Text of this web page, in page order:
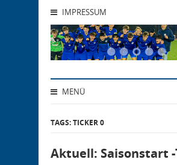
IMPRESSUM
MENÜ
TAGS: TICKER 0
Aktuell: Saisonstart -